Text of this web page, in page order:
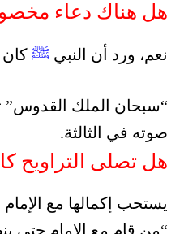
هل هناك دعاء
نعم، ورد أن النبي ﷺ كان
“سبحان الملك القدوس”
صوته في الثالثة.
هل تصلى التراويح
يستحب إكمالها مع الإمام
“من قام مع الإمام حتى